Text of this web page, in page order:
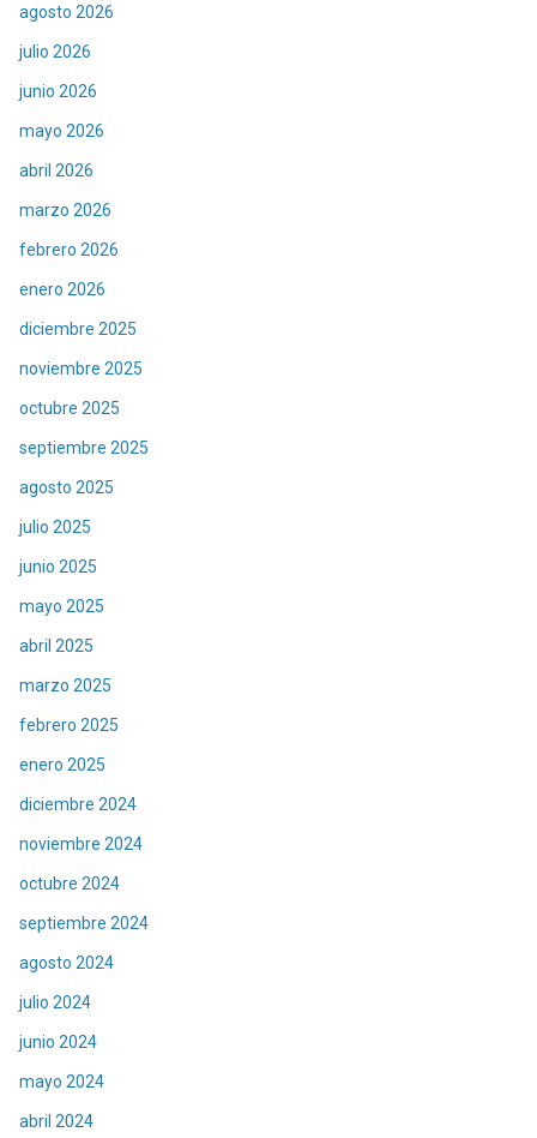
agosto 2026
julio 2026
junio 2026
mayo 2026
abril 2026
marzo 2026
febrero 2026
enero 2026
diciembre 2025
noviembre 2025
octubre 2025
septiembre 2025
agosto 2025
julio 2025
junio 2025
mayo 2025
abril 2025
marzo 2025
febrero 2025
enero 2025
diciembre 2024
noviembre 2024
octubre 2024
septiembre 2024
agosto 2024
julio 2024
junio 2024
mayo 2024
abril 2024